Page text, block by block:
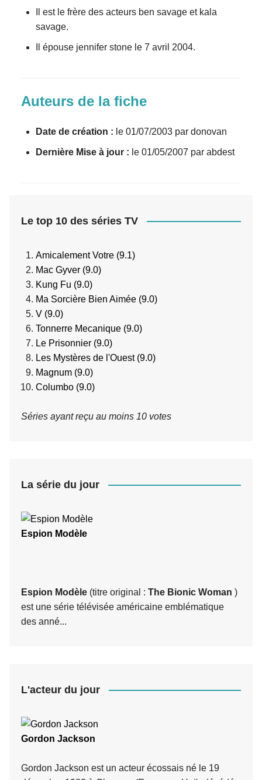
Il est le frère des acteurs ben savage et kala
savage.
Il épouse jennifer stone le 7 avril 2004.
Auteurs de la fiche
Date de création : le 01/07/2003 par donovan
Dernière Mise à jour : le 01/05/2007 par abdest
Le top 10 des séries TV
Amicalement Votre (9.1)
Mac Gyver (9.0)
Kung Fu (9.0)
Ma Sorcière Bien Aimée (9.0)
V (9.0)
Tonnerre Mecanique (9.0)
Le Prisonnier (9.0)
Les Mystères de l'Ouest (9.0)
Magnum (9.0)
Columbo (9.0)
Séries ayant reçu au moins 10 votes
La série du jour
Espion Modèle
Espion Modèle (titre original : The Bionic Woman )
est une série télévisée américaine emblématique
des anné...
L'acteur du jour
Gordon Jackson
Gordon Jackson est un acteur écossais né le 19